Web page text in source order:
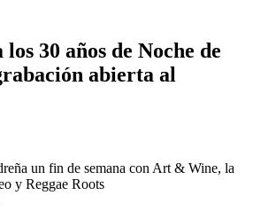
30 años de Noche de
abierta al
un fin de semana con Art & Wine, la
y Reggae Roots